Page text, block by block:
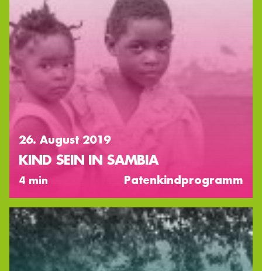
26. August 2019
KIND SEIN IN SAMBIA
4 min Patenkindprogramm